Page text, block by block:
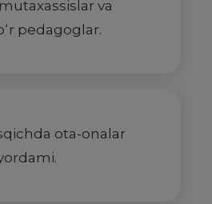
va
pedagoglar.
ota-onalar